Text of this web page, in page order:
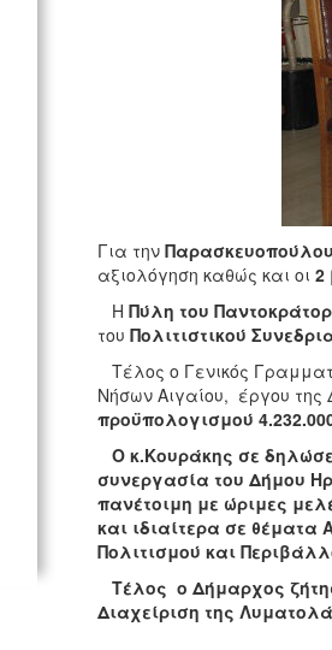
Για την Παρασκευοπούλου
αξιολόγηση καθώς και οι 2
Η Πύλη του
του Πολιτιστικού
Τέλος ο Γενικός
Νήσων Αιγαίου, έργου
προϋπολογισμού
Ο κ.Κουράκης σε
συνεργασία του Δήμου
πανέτοιμη με ώριμες
και ιδιαίτερα σε
Πολιτισμού και
Τέλος ο Δήμαρχος
Διαχείριση της